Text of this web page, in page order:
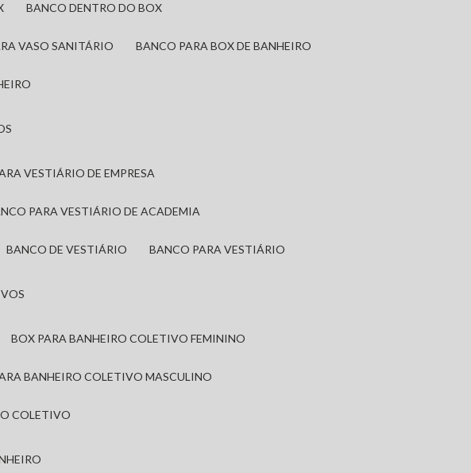
BANCO DENTRO DO BOX
VASO SANITÁRIO BANCO PARA BOX DE BANHEIRO
VESTIÁRIO DE EMPRESA
PARA VESTIÁRIO DE ACADEMIA
BANCO DE VESTIÁRIO BANCO PARA VESTIÁRIO
BOX PARA BANHEIRO COLETIVO FEMININO
BANHEIRO COLETIVO MASCULINO
COLETIVO